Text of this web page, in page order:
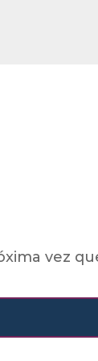
vez